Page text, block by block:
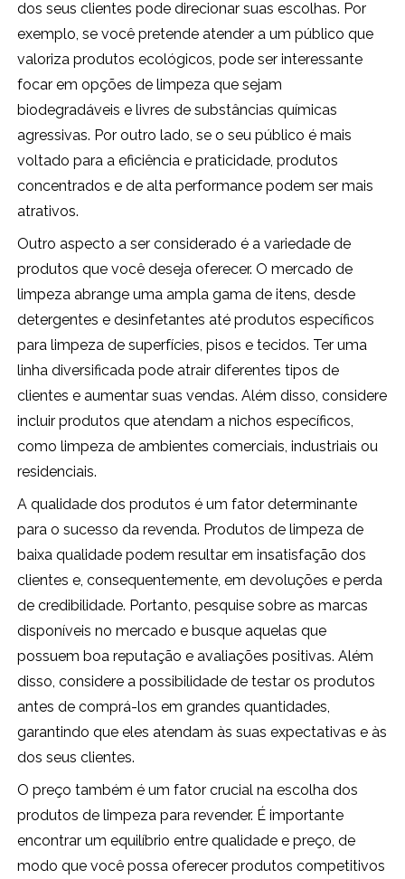
dos seus clientes pode direcionar suas escolhas. Por
exemplo, se você pretende atender a um público que
valoriza produtos ecológicos, pode ser interessante
focar em opções de limpeza que sejam
biodegradáveis e livres de substâncias químicas
agressivas. Por outro lado, se o seu público é mais
voltado para a eficiência e praticidade, produtos
concentrados e de alta performance podem ser mais
atrativos.
Outro aspecto a ser considerado é a variedade de
produtos que você deseja oferecer. O mercado de
limpeza abrange uma ampla gama de itens, desde
detergentes e desinfetantes até produtos específicos
para limpeza de superfícies, pisos e tecidos. Ter uma
linha diversificada pode atrair diferentes tipos de
clientes e aumentar suas vendas. Além disso, considere
incluir produtos que atendam a nichos específicos,
como limpeza de ambientes comerciais, industriais ou
residenciais.
A qualidade dos produtos é um fator determinante
para o sucesso da revenda. Produtos de limpeza de
baixa qualidade podem resultar em insatisfação dos
clientes e, consequentemente, em devoluções e perda
de credibilidade. Portanto, pesquise sobre as marcas
disponíveis no mercado e busque aquelas que
possuem boa reputação e avaliações positivas. Além
disso, considere a possibilidade de testar os produtos
antes de comprá-los em grandes quantidades,
garantindo que eles atendam às suas expectativas e às
dos seus clientes.
O preço também é um fator crucial na escolha dos
produtos de limpeza para revender. É importante
encontrar um equilíbrio entre qualidade e preço, de
modo que você possa oferecer produtos competitivos